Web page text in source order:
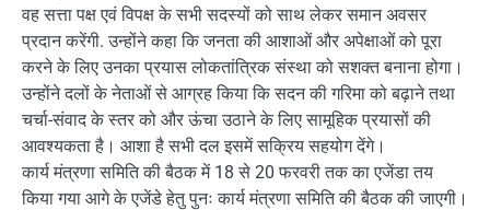
वह सत्ता पक्ष एवं विपक्ष के सभी सदस्यों को साथ लेकर समान अवसर
प्रदान करेंगी. उन्होंने कहा कि जनता की आशाओं और अपेक्षाओं को पूरा
करने के लिए उनका प्रयास लोकतांत्रिक संस्था को सशक्त बनाना होगा।
उन्होंने दलों के नेताओं से आग्रह किया कि सदन की गरिमा को बढ़ाने तथा
चर्चा-संवाद के स्तर को और ऊंचा उठाने के लिए सामूहिक प्रयासों की
आवश्यकता है। आशा है सभी दल इसमें सक्रिय सहयोग देंगे।
कार्य मंत्रणा समिति की बैठक में 18 से 20 फरवरी तक का एजेंडा तय
किया गया आगे के एजेंडे हेतु पुनः कार्य मंत्रणा समिति की बैठक की जाएगी।